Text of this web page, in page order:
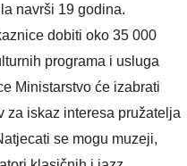
navrši 19 godina.
dobiti oko35 000
programa i usluga
Ministarstvo će izabrati
za iskaz interesa pružatelja
se mogu muzeji,